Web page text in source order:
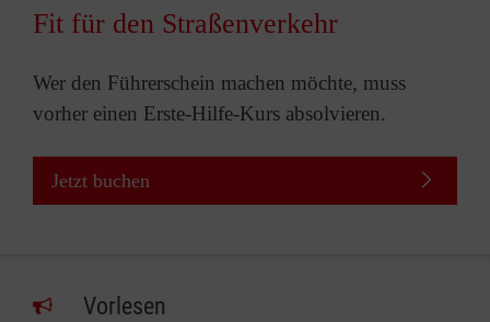
Fit für den Straßenverkehr
Wer den Führerschein machen möchte, muss
vorher einen Erste-Hilfe-Kurs absolvieren.
Jetzt buchen
Vorlesen